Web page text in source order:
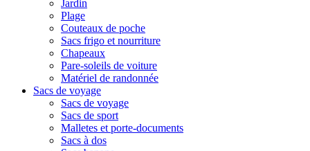
Jardin
Plage
Couteaux de poche
Sacs frigo et nourriture
Chapeaux
Pare-soleils de voiture
Matériel de randonnée
Sacs de voyage
Sacs de voyage
Sacs de sport
Malletes et porte-documents
Sacs à dos